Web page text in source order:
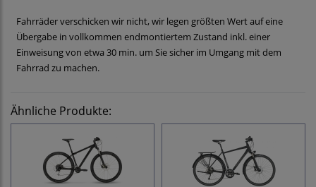
Fahrräder verschicken wir nicht, wir legen größten Wert auf eine
Übergabe in vollkommen endmontiertem Zustand inkl. einer
Einweisung von etwa 30 min. um Sie sicher im Umgang mit dem
Fahrrad zu machen.
Ähnliche Produkte: